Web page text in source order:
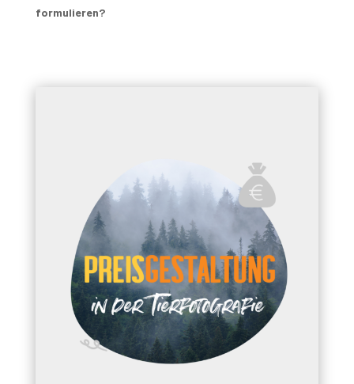
formulieren?